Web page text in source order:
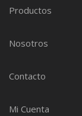
Productos
Nosotros
Contacto
Mi Cuenta